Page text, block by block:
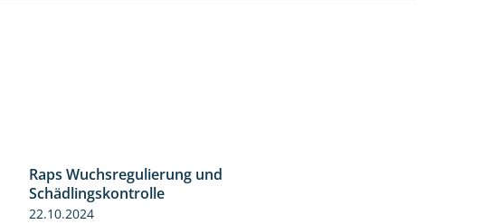
Raps Wuchsregulierung und
Schädlingskontrolle
22.10.2024